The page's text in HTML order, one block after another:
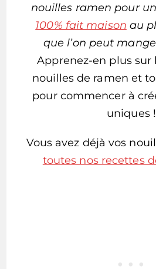
nouilles ramen pour
100% fait maison au
que l’on peut
Apprenez-en plus sur
nouilles de ramen et
pour commencer à
uniques !
Vous avez déjà vos
toutes nos recettes